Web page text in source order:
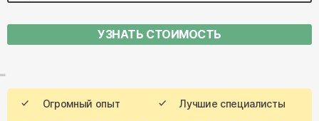
УЗНАТЬ СТОИМОСТЬ
Огромный опыт
Лучшие специалисты